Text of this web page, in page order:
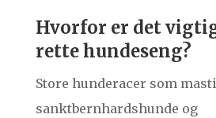
Hvorfor er det
rette hundeseng?
Store hunderacer som
sanktbernhardshunde og